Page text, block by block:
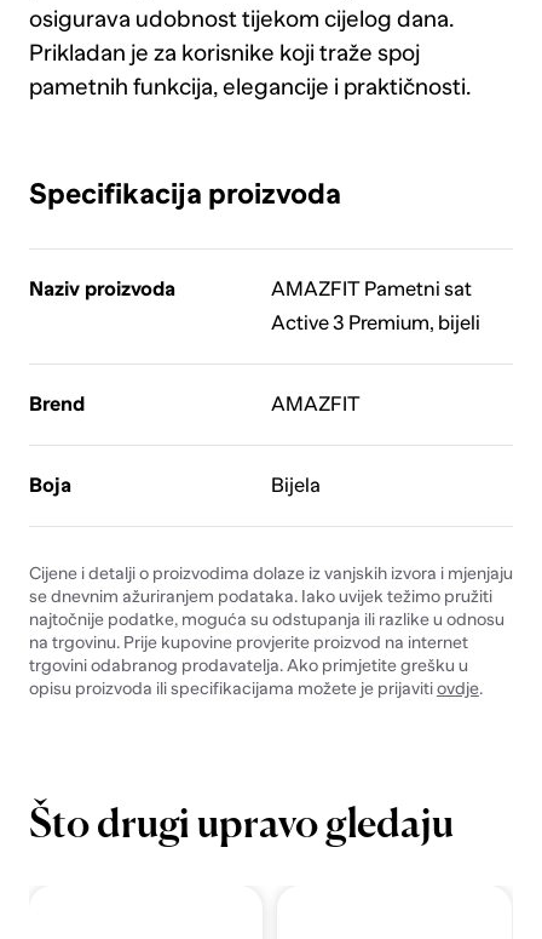
osigurava udobnost tijekom cijelog dana.
Prikladan je za korisnike koji traže spoj
pametnih funkcija, elegancije i praktičnosti.
Specifikacija proizvoda
Naziv proizvoda
AMAZFIT Pametni sat
Active 3 Premium, bijeli
Brend AMAZFIT
Boja Bijela
Cijene i detalji o proizvodima dolaze iz vanjskih izvora i mjenjaju
se dnevnim ažuriranjem podataka. Iako uvijek težimo pružiti
najtočnije podatke, moguća su odstupanja ili razlike u odnosu
na trgovinu. Prije kupovine provjerite proizvod na internet
trgovini odabranog prodavatelja. Ako primjetite grešku u
opisu proizvoda ili specifikacijama možete je prijavitiovdje.
Što drugi upravo gledaju